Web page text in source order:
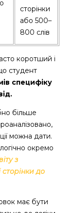
сторінки
або 500–
800 слів
коротший і
студент
специфіку
більше
можна дати.
окремо
з
до
має бути